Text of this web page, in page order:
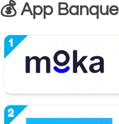
💰 App Banque